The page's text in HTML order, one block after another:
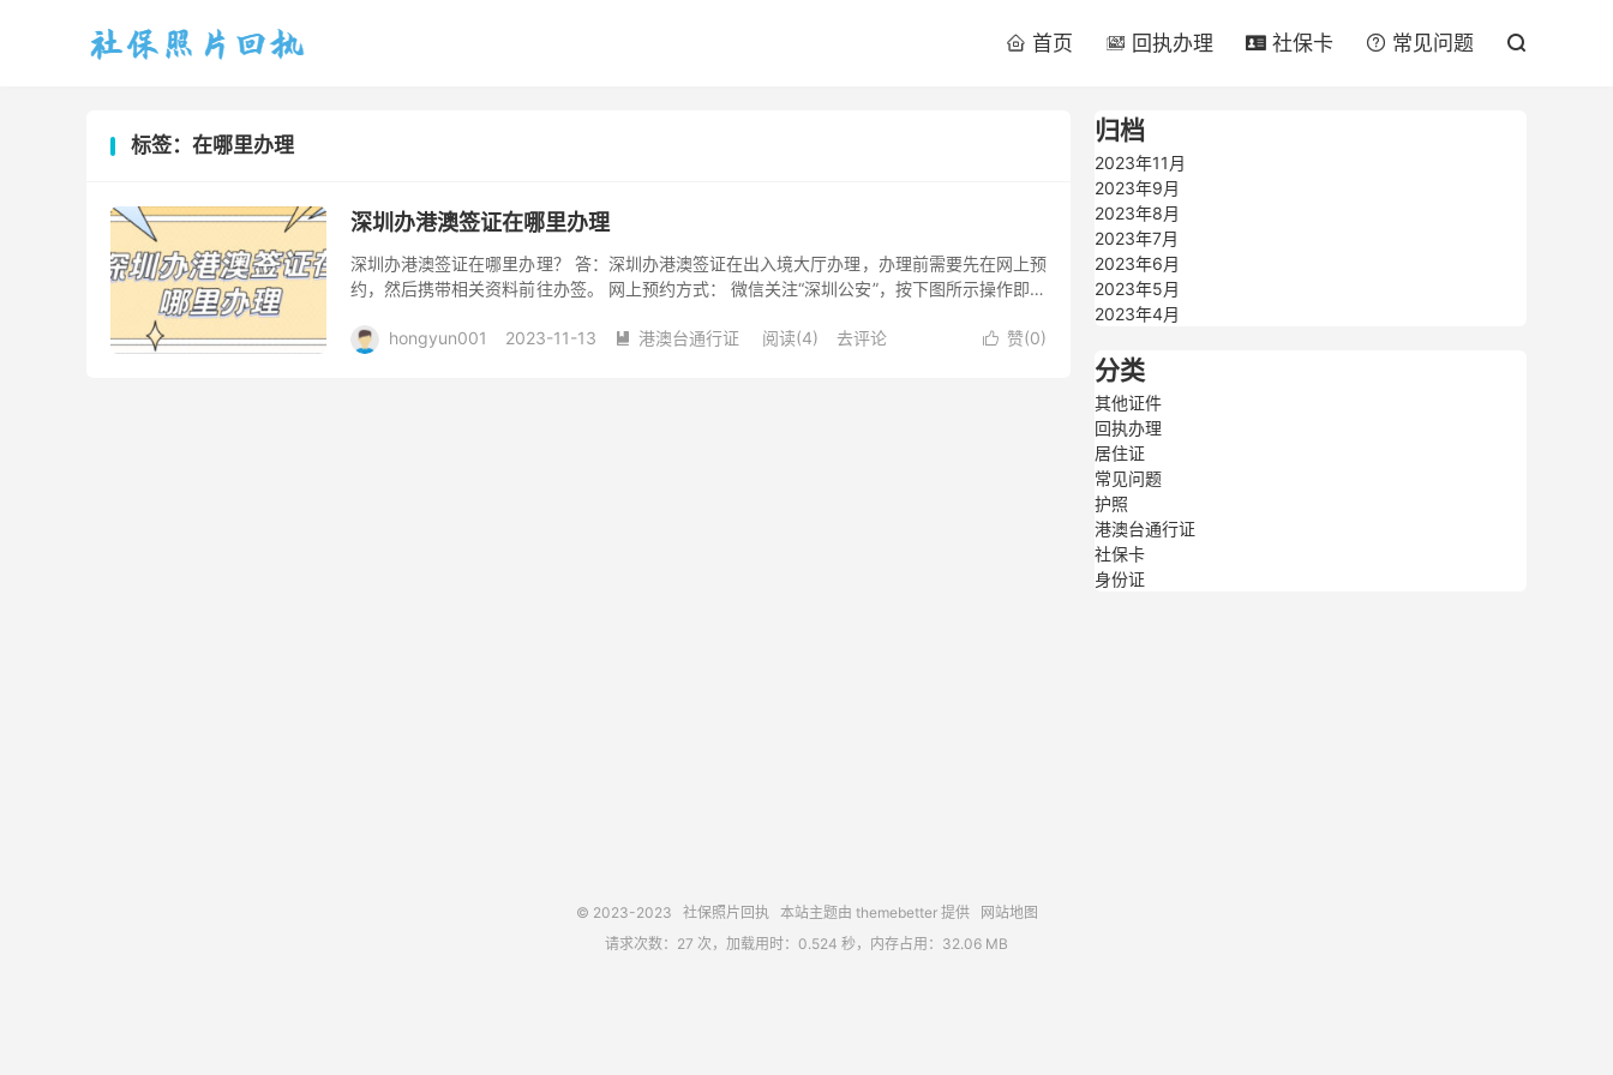
 首页  回执办理  社保卡  常见问题 
标签：在哪里办理
深圳办港澳签证在哪里办理
深圳办港澳签证在哪里办理？ 答：深圳办港澳签证在出入境大厅办理，办理前需要先在网上预
约，然后携带相关资料前往办签。 网上预约方式： 微信关注“深圳公安”，按下图所示操作即可
 赞(0)
hongyun001 2023-11-13  港澳台通行证 阅读(4) 去评论
归档
2023年11月
2023年9月
2023年8月
2023年7月
2023年6月
2023年5月
2023年4月
分类
其他证件
回执办理
居住证
常见问题
护照
港澳台通行证
社保卡
身份证
© 2023-2023 社保照片回执本站主题由 themebetter提供
网站地图
请求次数：27 次，加载用时：0.524 秒，内存占用：32.06 MB